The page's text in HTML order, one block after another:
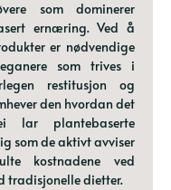
som dominerer
ernæring. Ved å
er nødvendige
som trives i
restitusjon og
den hvordan det
lar plantebaserte
som de aktivt avviser
kostnadene ved
tradisjonelle dietter.